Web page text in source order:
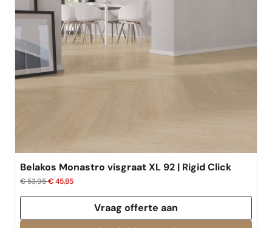
Belakos Monastro visgraat XL 92 | Rigid Click
€ 53,95€ 45,85
Vraag offerte aan